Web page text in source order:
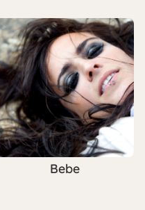
Bebe